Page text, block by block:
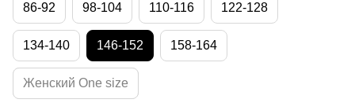
86-92 98-104 110-116 122-128
134-140 146-152 158-164
Женский One size